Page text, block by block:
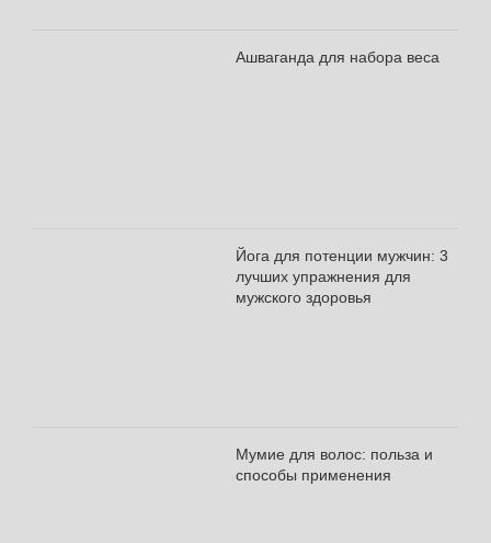
Ашваганда для набора веса
Йога для потенции мужчин: 3
лучших упражнения для
мужского здоровья
Мумие для волос: польза и
способы применения